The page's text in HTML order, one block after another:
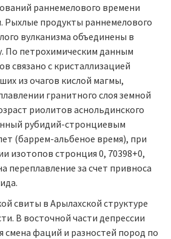
раннемелового времени
Рыхлые продукты раннемелового
вулканизма объединены в
По петрохимическим данным
связано с кристаллизацией
из очагов кислой магмы,
гранитного слоя земной
риолитов аснольдинского
рубидий-стронциевым
(баррем-альбеное время), при
изотопов стронция 0, 70398+0,
переплавление за счет привноса
свиты в Арылахской структуре
В восточной части депрессии
смена фаций и разностей пород по